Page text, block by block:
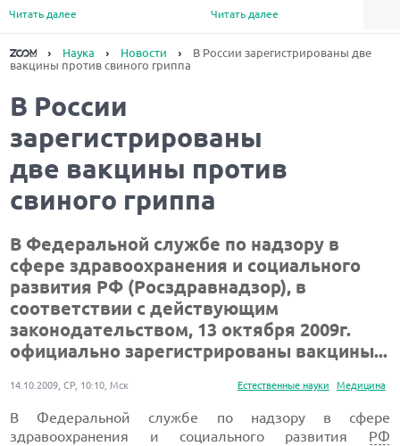
Читать далее Читать далее
Наука Новости
В России зарегистрированы две
вакцины против свиного гриппа
В России
зарегистрированы
две вакцины против
свиного гриппа
В Федеральной службе по надзору в
сфере здравоохранения и социального
развития РФ (Росздравнадзор), в
соответствии с действующим
законодательством, 13 октября 2009г.
официально зарегистрированы вакцины...
Естественные науки Медицина
14.10.2009, СР, 10:10, Мск
В Федеральной службе по надзору в сфере
здравоохранения и социального развития РФ